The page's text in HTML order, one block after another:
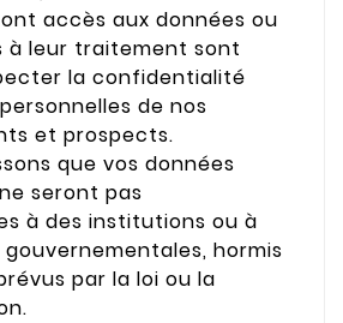
accès aux données ou
à leur traitement sont
la confidentialité
de nos
et prospects.
que vos données
seront pas
à des institutions ou à
hormis
par la loi ou la